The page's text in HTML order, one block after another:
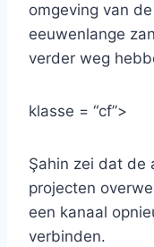
omgeving van
eeuwenlange
verder weg
klasse = “cf”>
Şahin zei dat de
projecten
een kanaal
verbinden.